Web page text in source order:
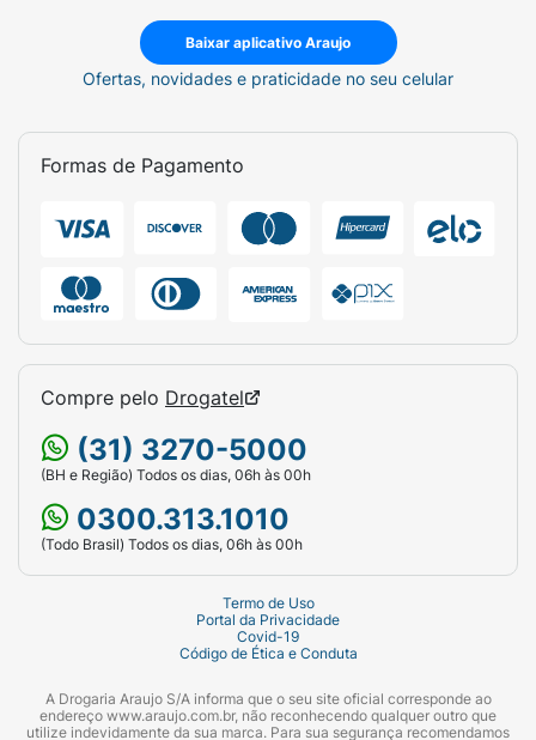
Destaques:
Nova Receita, Salgadinho de
Milho com Queijo.
Baixar aplicativo Araujo
Ofertas, novidades e praticidade no seu celular
Formas de Pagamento
Compre pelo Drogatel
(31) 3270-5000
(BH e Região) Todos os dias, 06h às 00h
0300.313.1010
(Todo Brasil) Todos os dias, 06h às 00h
Termo de Uso
Portal da Privacidade
Covid-19
Código de Ética e Conduta
A Drogaria Araujo S/A informa que o seu site oficial corresponde ao
endereço www.araujo.com.br, não reconhecendo qualquer outro que
utilize indevidamente da sua marca. Para sua segurança recomendamos